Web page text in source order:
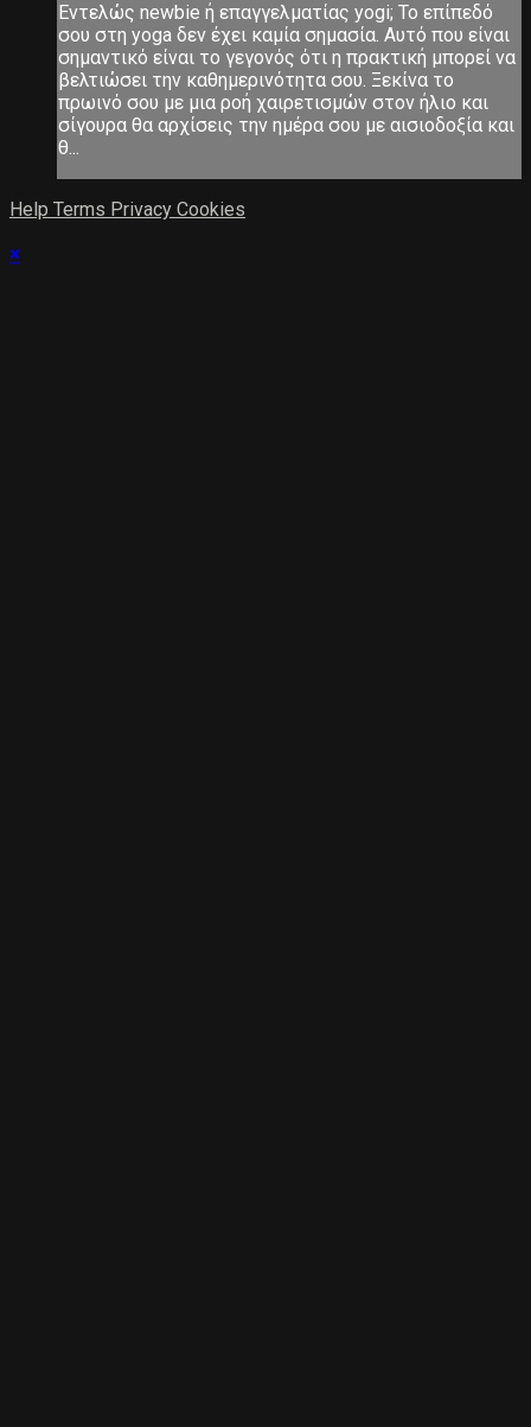
Εντελώς newbie ή επαγγελματίας yogi; Το επίπεδό
σου στη yoga δεν έχει καμία σημασία. Αυτό που είναι
σημαντικό είναι το γεγονός ότι η πρακτική μπορεί να
βελτιώσει την καθημερινότητα σου. Ξεκίνα το
πρωινό σου με μια ροή χαιρετισμών στον ήλιο και
σίγουρα θα αρχίσεις την ημέρα σου με αισιοδοξία και
θ...
Help Terms Privacy Cookies
×